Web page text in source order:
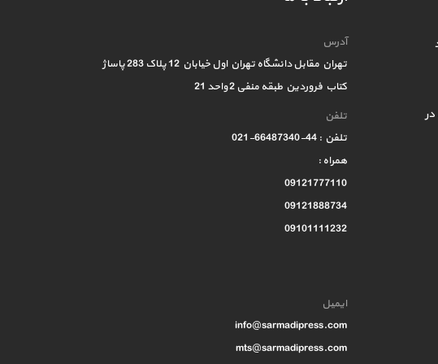
آدرس
تهران مقابل دانشگاه تهران اول خیابان 12 پلاک 283 پاساژ
کتاب فروردین طبقه منفی 2 واحد 21
تلفن
تلفن : 44-66487340-021
همراه :
09121777110
09121888734
09101111232
ایمیل
info@sarmadipress.com
mts@sarmadipress.com